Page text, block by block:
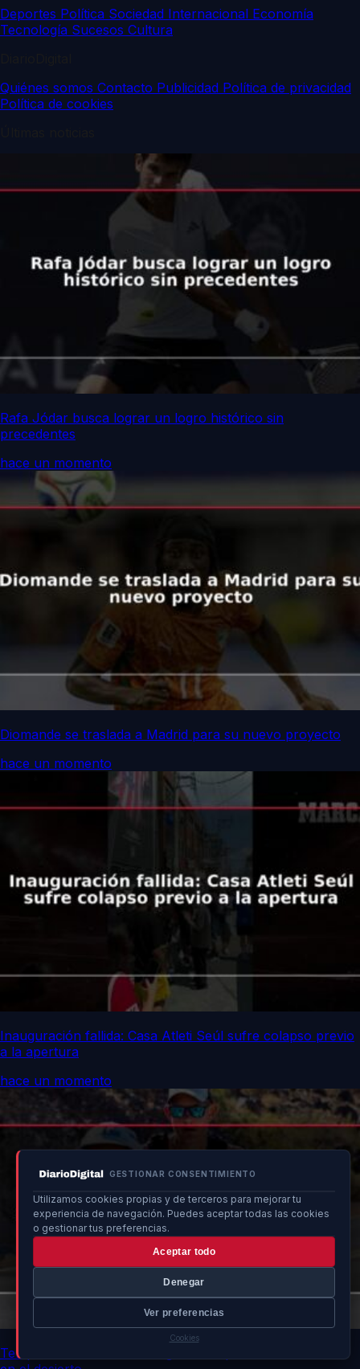
GESTIONAR CONSENTIMIENTO
Utilizamos cookies propias y de terceros para mejorar tu
experiencia de navegación. Puedes aceptar todas las cookies
o gestionar tus preferencias.
Aceptar todo
Denegar
Ver preferencias
Cookies
Deportes Política Sociedad Internacional Economía
Tecnología Sucesos Cultura
Quiénes somos Contacto Publicidad Política de privacidad
Política de cookies
Rafa Jódar busca lograr un logro histórico sin
precedentes
hace un momento
Diomande se traslada a Madrid para su nuevo proyecto
hace un momento
Inauguración fallida: Casa Atleti Seúl sufre colapso previo
a la apertura
hace un momento
Temperatura récord de 52 grados impacta a corredores